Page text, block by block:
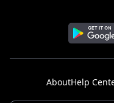
AboutHelp